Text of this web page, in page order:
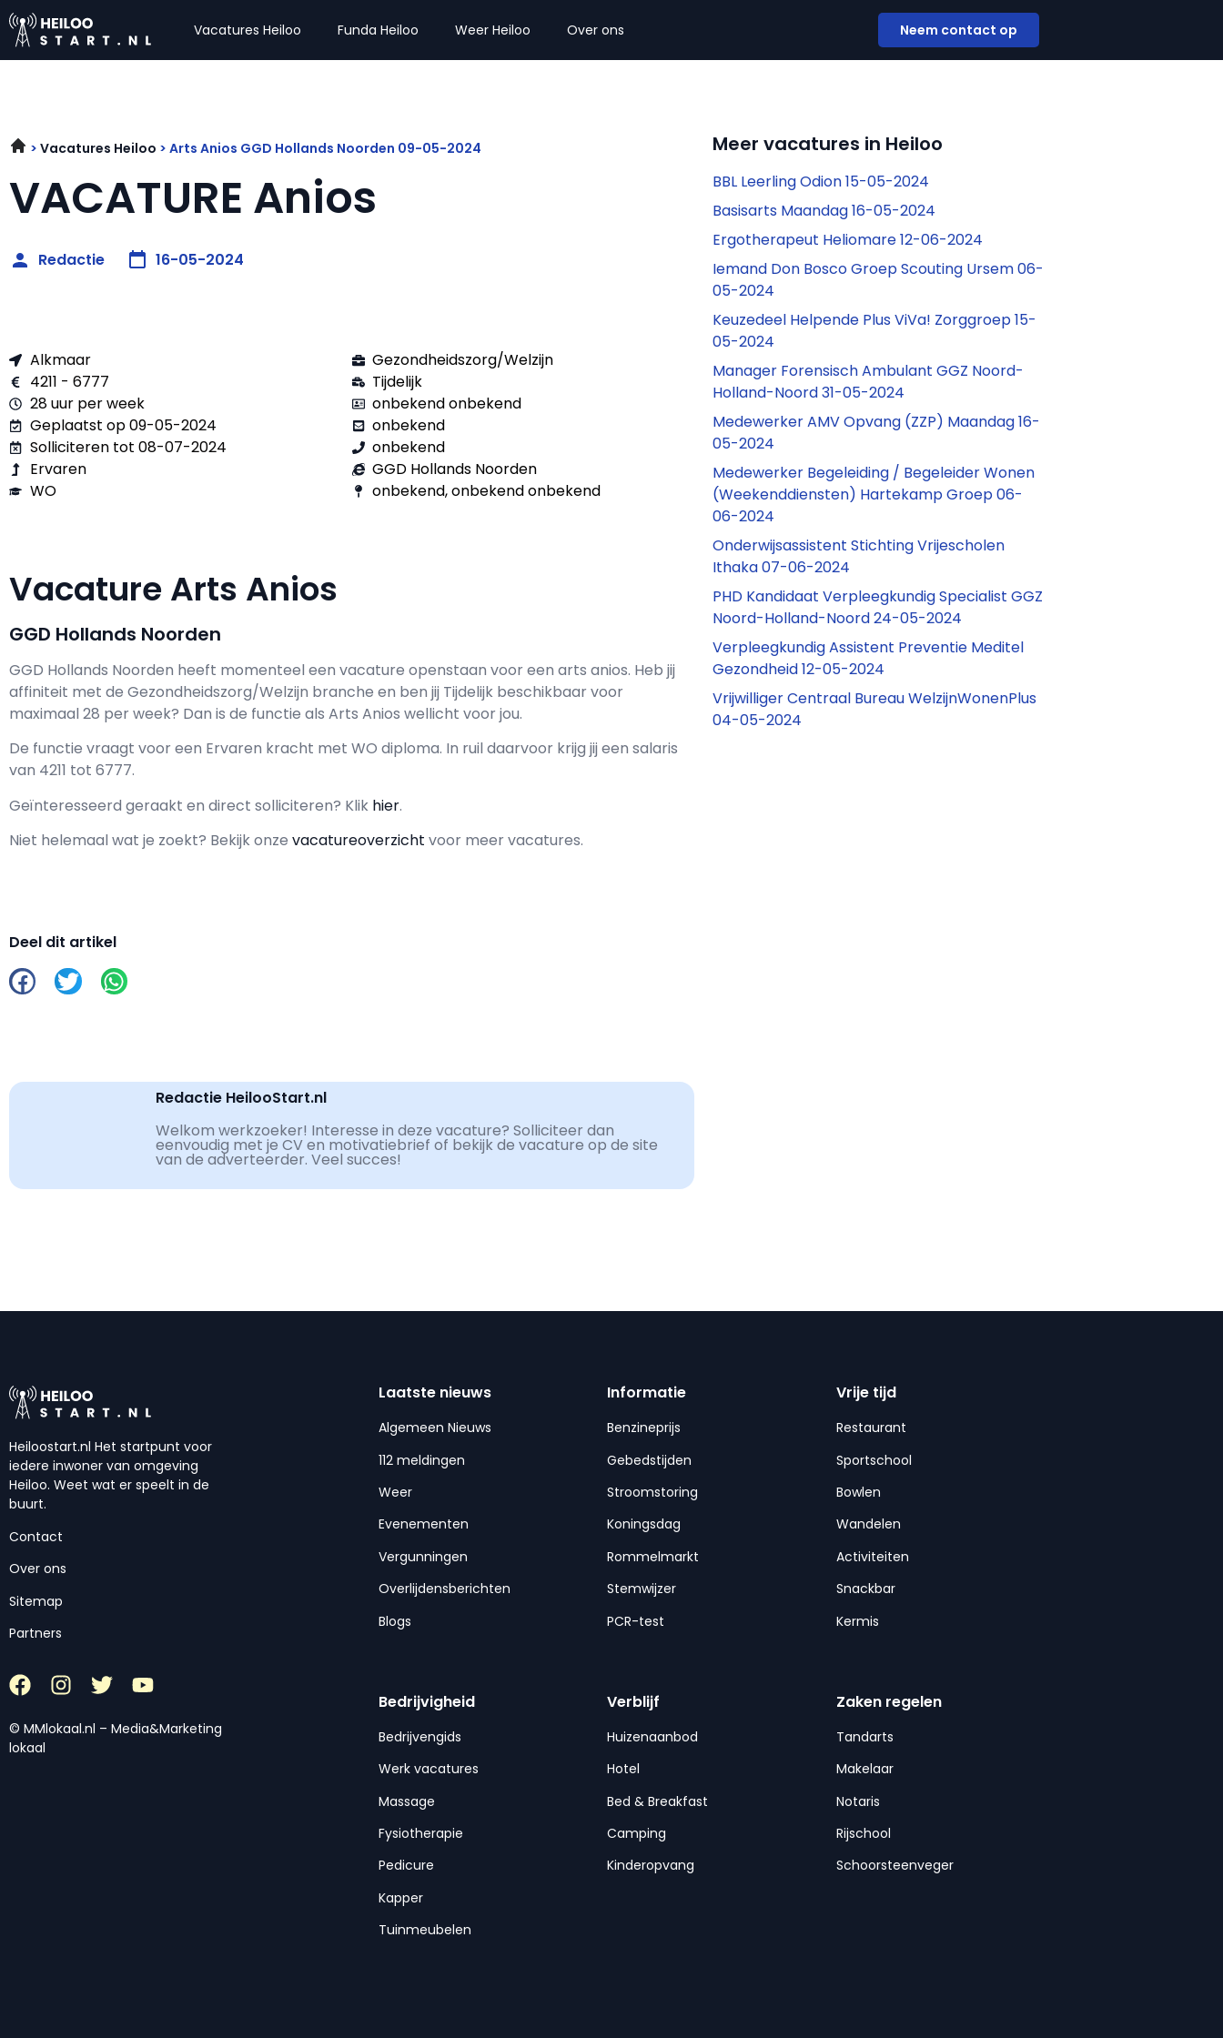
Vacatures Heiloo Funda Heiloo Weer Heiloo Over ons Neem contact op
Vacatures Heiloo Arts Anios GGD Hollands Noorden 09-05-2024
VACATURE Anios
Redactie 16-05-2024
Alkmaar
4211 - 6777
28 uur per week
Geplaatst op 09-05-2024
Solliciteren tot 08-07-2024
Ervaren
WO
Gezondheidszorg/Welzijn
Tijdelijk
onbekend onbekend
onbekend
onbekend
GGD Hollands Noorden
onbekend, onbekend onbekend
Vacature Arts Anios
GGD Hollands Noorden
GGD Hollands Noorden heeft momenteel een vacature openstaan voor een arts anios. Heb jij
affiniteit met de Gezondheidszorg/Welzijn branche en ben jij Tijdelijk beschikbaar voor
maximaal 28 per week? Dan is de functie als Arts Anios wellicht voor jou.
De functie vraagt voor een Ervaren kracht met WO diploma. In ruil daarvoor krijg jij een salaris
van 4211 tot 6777.
Geïnteresseerd geraakt en direct solliciteren? Klik hier.
Niet helemaal wat je zoekt? Bekijk onze vacatureoverzicht voor meer vacatures.
Deel dit artikel
Redactie HeilooStart.nl
Welkom werkzoeker! Interesse in deze vacature? Solliciteer dan
eenvoudig met je CV en motivatiebrief of bekijk de vacature op de site
van de adverteerder. Veel succes!
Meer vacatures in Heiloo
BBL Leerling Odion 15-05-2024
Basisarts Maandag 16-05-2024
Ergotherapeut Heliomare 12-06-2024
Iemand Don Bosco Groep Scouting Ursem 06-
05-2024
Keuzedeel Helpende Plus ViVa! Zorggroep 15-
05-2024
Manager Forensisch Ambulant GGZ Noord-
Holland-Noord 31-05-2024
Medewerker AMV Opvang (ZZP) Maandag 16-
05-2024
Medewerker Begeleiding / Begeleider Wonen
(Weekenddiensten) Hartekamp Groep 06-
06-2024
Onderwijsassistent Stichting Vrijescholen
Ithaka 07-06-2024
PHD Kandidaat Verpleegkundig Specialist GGZ
Noord-Holland-Noord 24-05-2024
Verpleegkundig Assistent Preventie Meditel
Gezondheid 12-05-2024
Vrijwilliger Centraal Bureau WelzijnWonenPlus
04-05-2024
Heiloostart.nl Het startpunt voor
iedere inwoner van omgeving
Heiloo. Weet wat er speelt in de
buurt.
Contact
Over ons
Sitemap
Partners
© MMlokaal.nl – Media&Marketing
lokaal
Laatste nieuws
Algemeen Nieuws
112 meldingen
Weer
Evenementen
Vergunningen
Overlijdensberichten
Blogs
Informatie
Benzineprijs
Gebedstijden
Stroomstoring
Koningsdag
Rommelmarkt
Stemwijzer
PCR-test
Vrije tijd
Restaurant
Sportschool
Bowlen
Wandelen
Activiteiten
Snackbar
Kermis
Bedrijvigheid
Bedrijvengids
Werk vacatures
Massage
Fysiotherapie
Pedicure
Kapper
Tuinmeubelen
Verblijf
Huizenaanbod
Hotel
Bed & Breakfast
Camping
Kinderopvang
Zaken regelen
Tandarts
Makelaar
Notaris
Rijschool
Schoorsteenveger